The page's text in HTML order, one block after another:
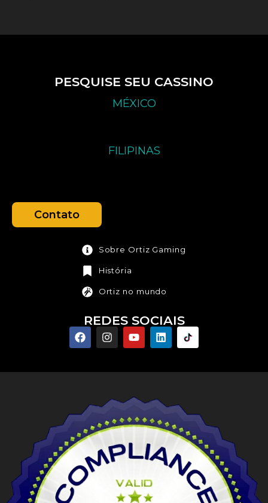
PESQUISE SEU CASSINO
MÉXICO
FILIPINAS
Contato
Sobre Ortiz Gaming
História
Ortiz no mundo
REDES SOCIAIS